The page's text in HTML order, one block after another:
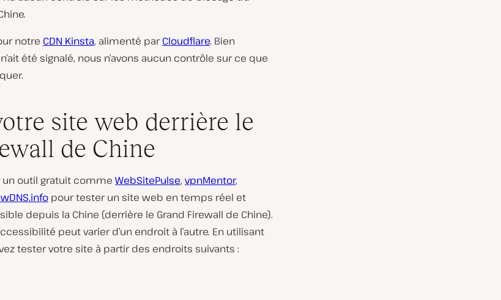
notre CDN Kinsta, alimenté parCloudflare. Bien
été signalé, nous n’avons aucun contrôle sur ce que
site web derrière le
de Chine
un outil gratuit comme WebSitePulse, vpnMentor,
pour tester un site web en temps réel et
depuis la Chine (derrière le Grand Firewall de Chine).
peut varier d’un endroit à l’autre. En utilisant
tester votre site à partir des endroits suivants :